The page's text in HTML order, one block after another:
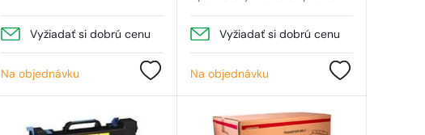
Vyžiadať si dobrú cenu
Na objednávku
Vyžiadať si dobrú cenu
Na objednávku